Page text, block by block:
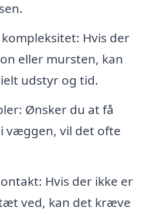
Hvis der
eller mursten, kan
udstyr og tid.
Ønsker du at få
væggen, vil det ofte
Hvis der ikke er
ved, kan det kræve